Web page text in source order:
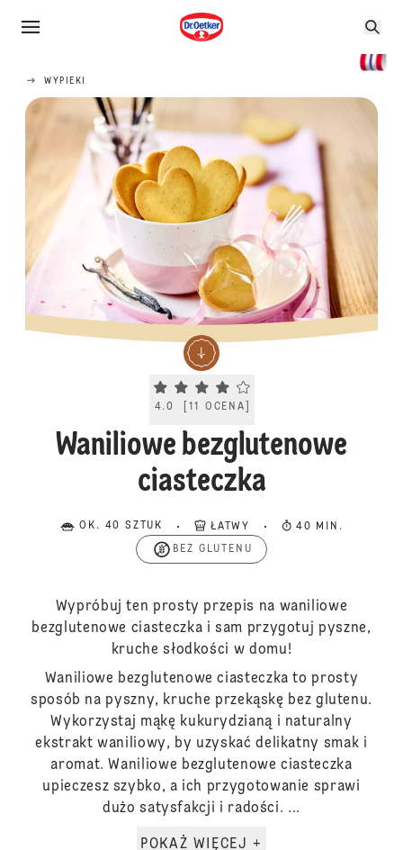
WYPIEKI
Current rating 4.0. Click to rate.
4.0 11 OCENA
Waniliowe bezglutenowe
ciasteczka
OK. 40 SZTUK ŁATWY 40 MIN.
BEZ GLUTENU
Wypróbuj ten prosty przepis na waniliowe
bezglutenowe ciasteczka i sam przygotuj pyszne,
kruche słodkości w domu!
Waniliowe bezglutenowe ciasteczka to prosty
sposób na pyszny, kruche przekąskę bez glutenu.
Wykorzystaj mąkę kukurydzianą i naturalny
ekstrakt waniliowy, by uzyskać delikatny smak i
aromat. Waniliowe bezglutenowe ciasteczka
upieczesz szybko, a ich przygotowanie sprawi
dużo satysfakcji i radości. ...
POKAŻ WIĘCEJ +